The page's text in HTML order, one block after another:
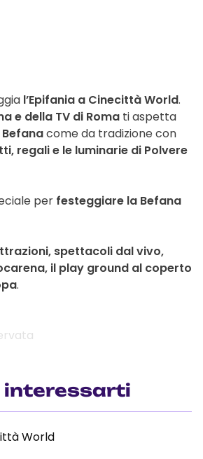
l’Epifania a Cinecittà World.
e della TV di Roma ti aspetta
Befanacome da tradizione con
regali e le luminarie di Polvere
per festeggiare la Befana
spettacoli dal vivo,
il play ground al coperto
.
interessarti